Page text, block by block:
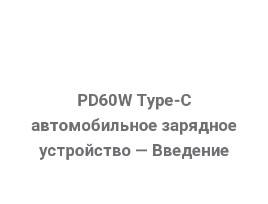
PD60W Type-C
автомобильное зарядное
устройство — Введение